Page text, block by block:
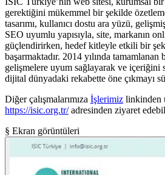
gerektiğini mükemmel bir şekilde
tasarımı, kullanıcı dostu ara yüzü,
SEO uyumlu yapısıyla, site, markanın
güçlendirirken, hedef kitleyle etkili bir
başarmaktadır. 2014 yılında
gelişmelere uyum sağlayarak ve içeriğini
dijital dünyadaki rekabette öne çıkmayı
Diğer çalışmalarımıza İşlerimiz linkinden
https://isic.org.tr/adresinden ziyaret
§ Ekran görüntüleri